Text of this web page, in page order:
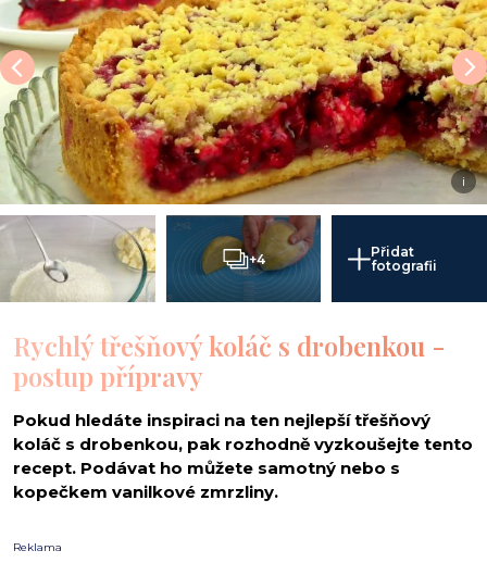
i
+4
Přidat
fotografii
Rychlý třešňový koláč s drobenkou -
postup přípravy
Pokud hledáte inspiraci na ten nejlepší třešňový
koláč s drobenkou, pak rozhodně vyzkoušejte tento
recept. Podávat ho můžete samotný nebo s
kopečkem vanilkové zmrzliny.
Reklama